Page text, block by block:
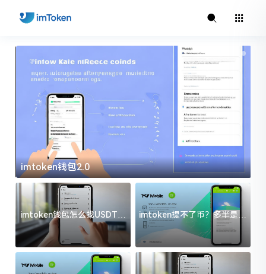
imtoken钱包2.0
imtoken钱包怎么找USDT地
址？三步搞定不踩坑
imtoken提不了币？多半是这
几件事没处理好